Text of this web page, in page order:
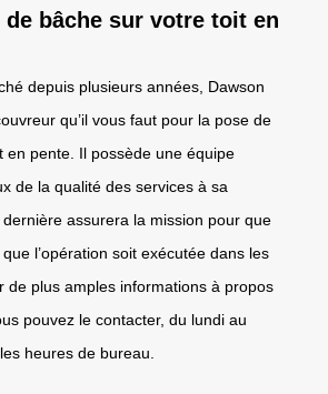
de bâche sur votre toit en
depuis plusieurs années, Dawson
qu’il vous faut pour la pose de
en pente. Il possède une équipe
de la qualité des services à sa
assurera la mission pour que
l’opération soit exécutée dans les
de plus amples informations à propos
pouvez le contacter, du lundi au
heures de bureau.